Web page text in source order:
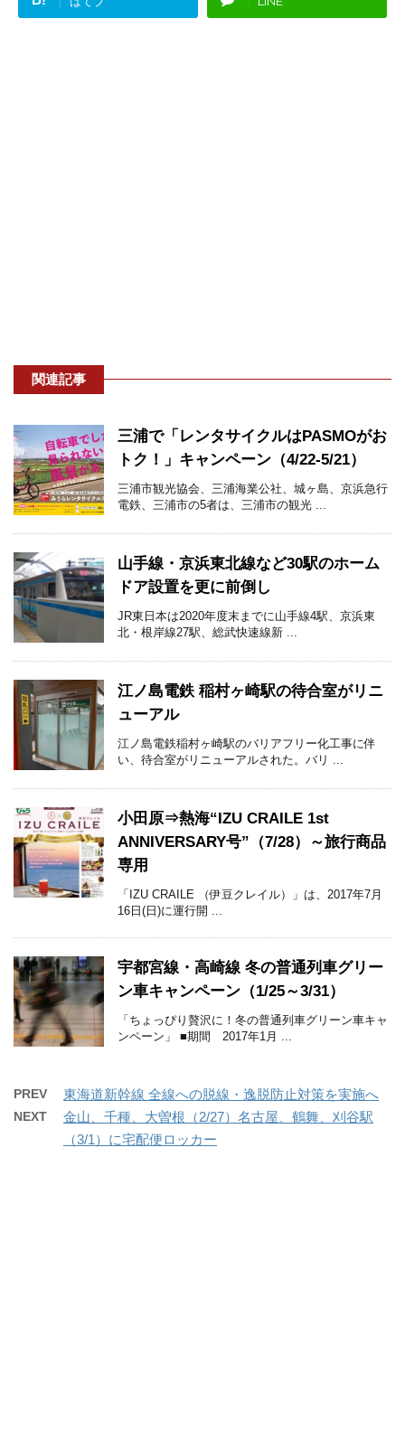
関連記事
三浦で「レンタサイクルはPASMOがお
トク！」キャンペーン（4/22-5/21）
三浦市観光協会、三浦海業公社、城ヶ島、京浜急行
電鉄、三浦市の5者は、三浦市の観光 ...
山手線・京浜東北線など30駅のホーム
ドア設置を更に前倒し
JR東日本は2020年度末までに山手線4駅、京浜東
北・根岸線27駅、総武快速線新 ...
江ノ島電鉄 稲村ヶ崎駅の待合室がリニ
ューアル
江ノ島電鉄稲村ヶ崎駅のバリアフリー化工事に伴
い、待合室がリニューアルされた。バリ ...
小田原⇒熱海“IZU CRAILE 1st
ANNIVERSARY号”（7/28）～旅行商品
専用
「IZU CRAILE （伊豆クレイル）」は、2017年7月
16日(日)に運行開 ...
宇都宮線・高崎線 冬の普通列車グリー
ン車キャンペーン（1/25～3/31）
「ちょっぴり贅沢に！冬の普通列車グリーン車キャ
ンペーン」 ■期間 2017年1月 ...
PREV 東海道新幹線 全線への脱線・逸脱防止対策を実施へ
NEXT
金山、千種、大曽根（2/27）名古屋、鶴舞、刈谷駅
（3/1）に宅配便ロッカー